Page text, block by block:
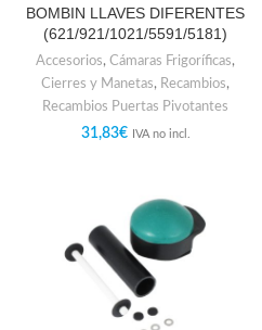
BOMBIN LLAVES DIFERENTES
(621/921/1021/5591/5181)
Accesorios, Cámaras Frigoríficas,
Cierres y Manetas, Recambios,
Recambios Puertas Pivotantes
31,83€ IVA no incl.